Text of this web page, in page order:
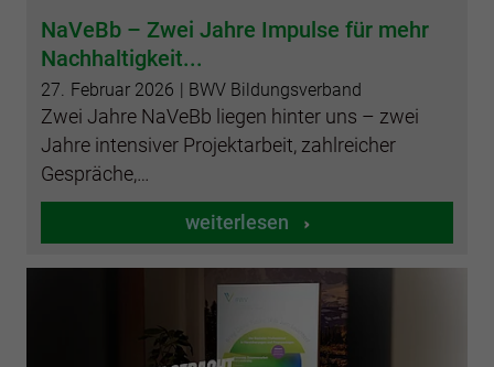
NaVeBb – Zwei Jahre Impulse für mehr
Nachhaltigkeit...
27. Februar 2026 | BWV Bildungsverband
Zwei Jahre NaVeBb liegen hinter uns – zwei
Jahre intensiver Projektarbeit, zahlreicher
Gespräche,…
weiterlesen